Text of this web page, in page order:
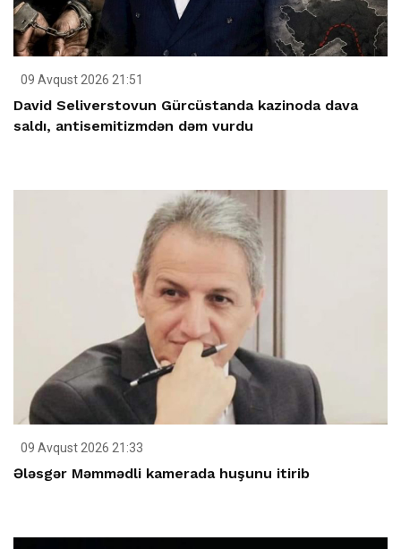
09 Avqust 2026 21:51
David Seliverstovun Gürcüstanda kazinoda dava
saldı, antisemitizmdən dəm vurdu
09 Avqust 2026 21:33
Ələsgər Məmmədli kamerada huşunu itirib